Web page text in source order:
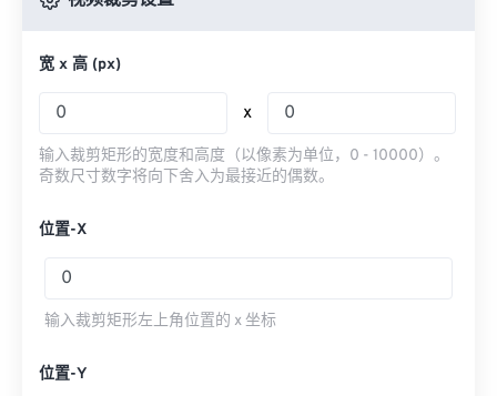
宽 x 高 (px)
x
输入裁剪矩形的宽度和高度（以像素为单位，0 - 10000）。
奇数尺寸数字将向下舍入为最接近的偶数。
位置-X
输入裁剪矩形左上角位置的 x 坐标
位置-Y